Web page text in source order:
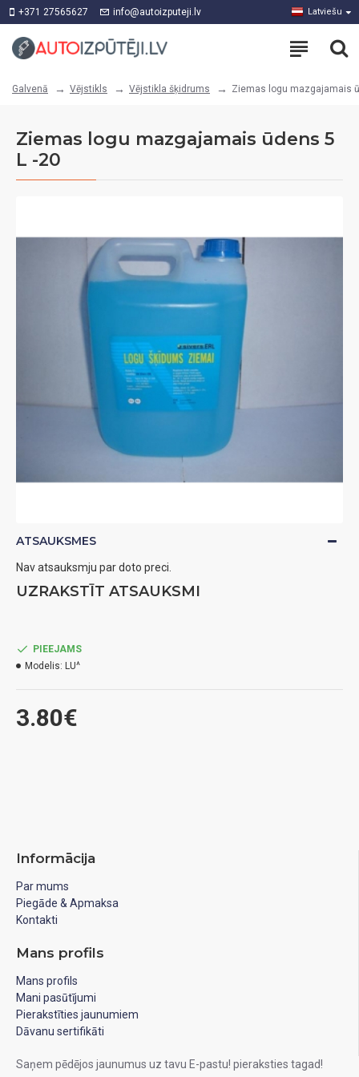
+371 27565627 info@autoizputeji.lv Latviešu
Galvenā Vējstikls Vējstikla šķidrums Ziemas logu mazgajamais
Ziemas logu mazgajamais ūdens 5
L -20
ATSAUKSMES
Nav atsauksmju par doto preci.
UZRAKSTĪT ATSAUKSMI
3.80€
PIEEJAMS
Modelis: LU^
Informācija
Par mums
Piegāde & Apmaksa
Kontakti
Mans profils
Mans profils
Mani pasūtījumi
Pierakstīties jaunumiem
Dāvanu sertifikāti
Saņem pēdējos jaunumus uz tavu E-pastu! pieraksties tagad!